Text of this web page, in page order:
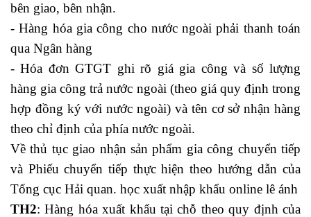
bên giao, bên nhận.
- Hàng hóa gia công cho nước ngoài phải thanh toán
qua Ngân hàng
- Hóa đơn GTGT ghi rõ giá gia công và số lượng
hàng gia công trả nước ngoài (theo giá quy định trong
hợp đồng ký với nước ngoài) và tên cơ sở nhận hàng
theo chỉ định của phía nước ngoài.
Về thủ tục giao nhận sản phẩm gia công chuyển tiếp
và Phiếu chuyển tiếp thực hiện theo hướng dẫn của
Tổng cục Hải quan. học xuất nhập khẩu online lê ánh
TH2: Hàng hóa xuất khẩu tại chỗ theo quy định của